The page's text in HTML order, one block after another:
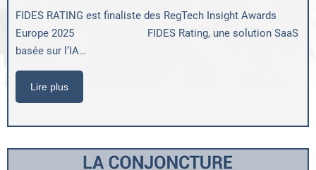
FIDES RATING est finaliste des RegTech Insight Awards
Europe 2025 FIDES Rating, une solution SaaS
basée sur l’IA…
Lire plus